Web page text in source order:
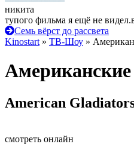
никита
тупого фильма я ещё не
Семь вёрст до рассвета
Kinostart » ТВ-Шоу »
American
смотреть онлайн